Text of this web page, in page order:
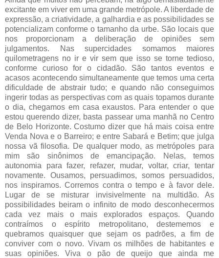
excitante em viver em uma grande metrópole. A liberdade de
expressão, a criatividade, a galhardia e as possibilidades se
potencializam conforme o tamanho da urbe. São locais que
nos proporcionam a deliberação de opiniões sem
julgamentos. Nas supercidades somamos maiores
quilometragens no ir e vir sem que isso se torne tedioso,
conforme curioso for o cidadão. São tantos eventos e
acasos acontecendo simultaneamente que temos uma certa
dificuldade de abstrair tudo; e quando não conseguimos
ingerir todas as perspectivas com as quais topamos durante
o dia, chegamos em casa exaustos. Para entender o que
estou querendo dizer, basta passear uma manhã no Centro
de Belo Horizonte. Costumo dizer que há mais coisa entre
Venda Nova e o Barreiro; e entre Sabará e Betim; que julga
nossa vã filosofia. De qualquer modo, as metrópoles para
mim são sinônimos de emancipação. Nelas, temos
autonomia para fazer, refazer, mudar, voltar, criar, tentar
novamente. Ousamos, persuadimos, somos persuadidos,
nos inspiramos. Corremos contra o tempo e à favor dele.
Lugar de se misturar invisivelmente na multidão. As
possibilidades beiram o infinito de modo desconhecermos
cada vez mais o mais explorados espaços. Quando
contraímos o espírito metropolitano, destememos e
quebramos quaisquer que sejam os padrões, a fim de
conviver com o novo. Vivam os milhões de habitantes e
suas opiniões. Viva o pão de queijo que ainda me